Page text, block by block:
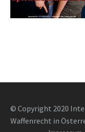
© Copyright 2020
Waffenrecht in